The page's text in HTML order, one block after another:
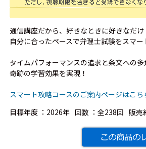
通信講座だから、好きなときに好きなだけ
自分に合ったペースで弁理士試験をスマー
タイムパフォーマンスの追求と条文への
奇跡の学習効果を実現！
スマート攻略コースのご案内ページはこち
目標年度 ： 2026年 回数 ： 全238回 販売